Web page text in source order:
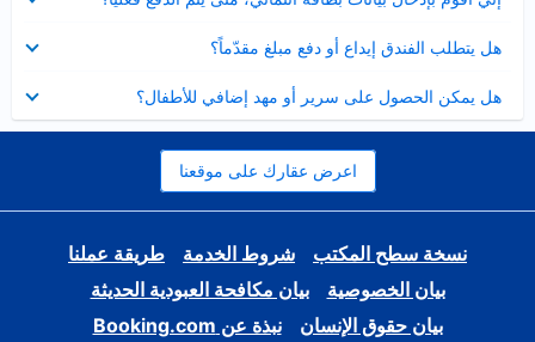
مصغر
هل يتطلب الفندق إيداع أو دفع مبلغ مقدّماً؟
مصغر
هل يمكن الحصول على سرير أو مهد إضافي للأطفال؟
مصغر
اعرض عقارك على موقعنا
نسخة سطح المكتب شروط الخدمة
طريقة عملنا
بيان الخصوصية
بيان مكافحة العبودية الحديثة
بيان حقوق الإنسان
نبذة عن Booking.com